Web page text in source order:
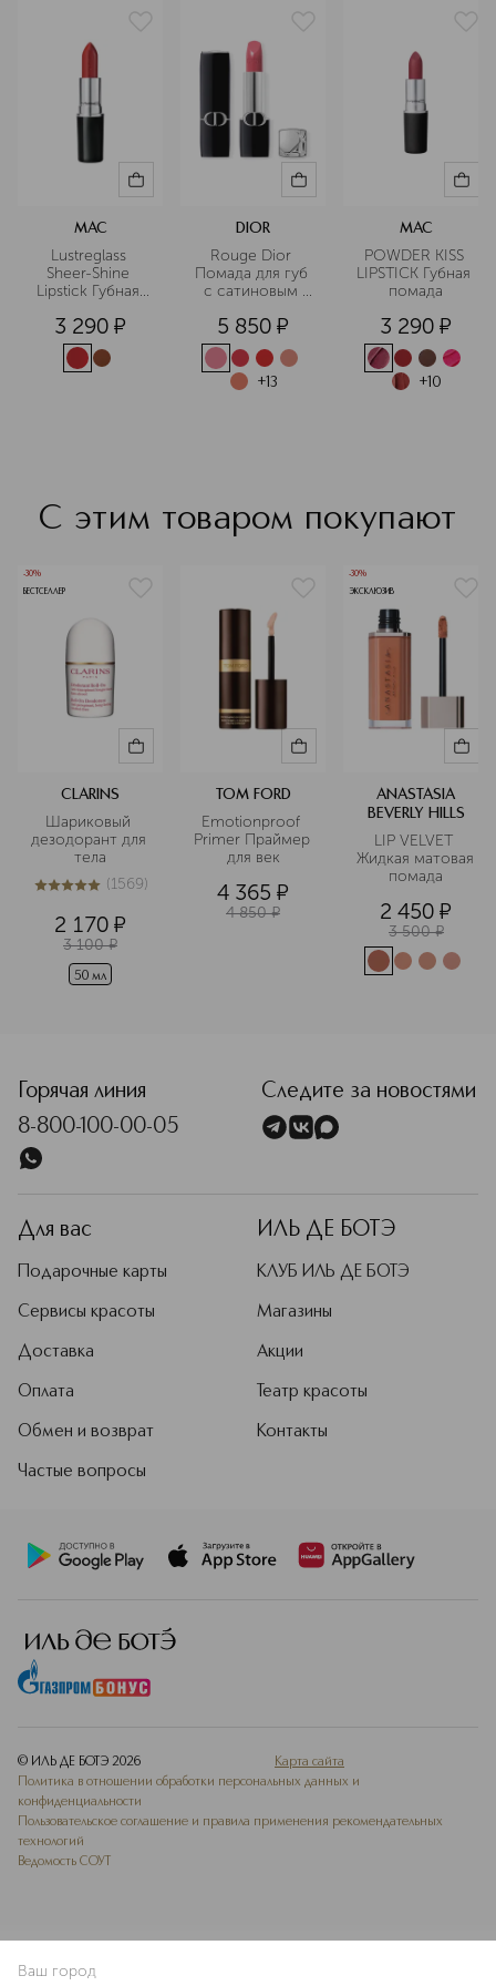
MAC
Lustreglass
Sheer-Shine
Lipstick Губная
3 290 ¤
DIOR
Rouge Dior
Помада для губ
с сатиновым
5 850 ¤
+13
MAC
POWDER KISS
LIPSTICK Губная
помада
3 290 ¤
+10
С этим товаром покупают
-30%
БЕСТСЕЛЛЕР
CLARINS
Шариковый
дезодорант для
тела
5из 51569 (1569)
2 170 ¤
3 100 ¤
50 мл
TOM FORD
Emotionproof
Primer Праймер
для век
4 365 ¤
4 850 ¤
-30%
ЭКСКЛЮЗИВ
ANASTASIA
BEVERLY HILLS
LIP VELVET
Жидкая матовая
помада
2 450 ¤
3 500 ¤
В КОРЗИНУ
Горячая линия
8-800-100-00-05
Следите за новостями
Для вас
Подарочные карты
Сервисы красоты
Доставка
Оплата
Обмен и возврат
Частые вопросы
ИЛЬ ДЕ БОТЭ
КЛУБ ИЛЬ ДЕ БОТЭ
Магазины
Акции
Театр красоты
Контакты
© ИЛЬ ДЕ БОТЭ 2026
Карта сайта
Политика в отношении обработки персональных данных и
конфиденциальности
Пользовательское соглашение и правила применения рекомендательных
технологий
Ведомость СОУТ
Ваш город